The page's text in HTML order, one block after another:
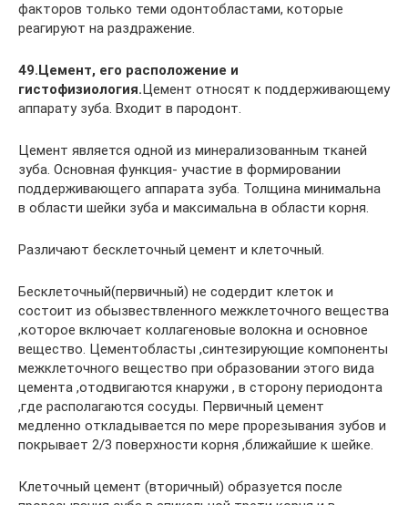
факторов только теми одонтобластами, которые
реагируют на раздражение.
49.Цемент, его расположение и
гистофизиология.Цемент относят к поддерживающему
аппарату зуба. Входит в пародонт.
Цемент является одной из минерализованным тканей
зуба. Основная функция- участие в формировании
поддерживающего аппарата зуба. Толщина минимальна
в области шейки зуба и максимальна в области корня.
Различают бесклеточный цемент и клеточный.
Бесклеточный(первичный) не содердит клеток и
состоит из обызвествленного межклеточного вещества
,которое включает коллагеновые волокна и основное
вещество. Цементобласты ,синтезирующие компоненты
межклеточного вещество при образовании этого вида
цемента ,отодвигаются кнаружи , в сторону периодонта
,где располагаются сосуды. Первичный цемент
медленно откладывается по мере прорезывания зубов и
покрывает 2/3 поверхности корня ,ближайшие к шейке.
Клеточный цемент (вторичный) образуется после